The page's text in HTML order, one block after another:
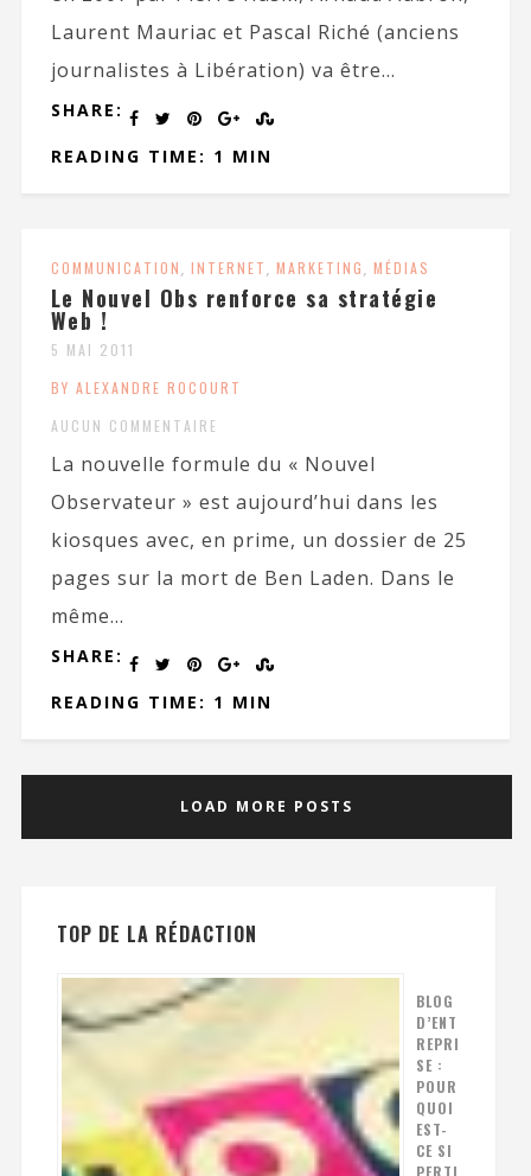
Laurent Mauriac et Pascal Riché (anciens
journalistes à Libération) va être...
SHARE:
READING TIME: 1 MIN
COMMUNICATION, INTERNET, MARKETING, MÉDIAS
Le Nouvel Obs renforce sa stratégie
Web !
5 MAI 2011
BY ALEXANDRE ROCOURT
AUCUN COMMENTAIRE
La nouvelle formule du « Nouvel
Observateur » est aujourd’hui dans les
kiosques avec, en prime, un dossier de 25
pages sur la mort de Ben Laden. Dans le
même...
SHARE:
READING TIME: 1 MIN
LOAD MORE POSTS
TOP DE LA RÉDACTION
BLOG
D’ENT
REPRI
SE :
POUR
QUOI
EST-
CE SI
PERTI